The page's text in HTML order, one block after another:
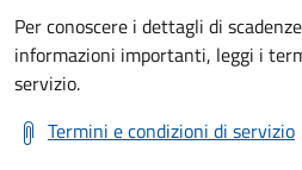
Per conoscere i dettagli di
informazioni importanti, leggi i
servizio.
Termini e condizioni di servizio